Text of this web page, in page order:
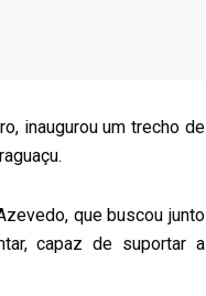
inaugurou um trecho de
que buscou junto
capaz de suportar a